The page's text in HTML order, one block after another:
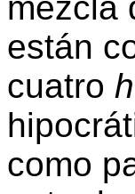
están
cuatro
como